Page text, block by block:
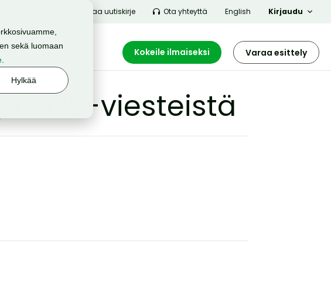
sekä luomaan
Hylkää
Tilaa uutiskirje Ota yhteyttä Kirjaudu
English
Varaa esittely
Kokeile ilmaiseksi
ja RCS-viesteistä